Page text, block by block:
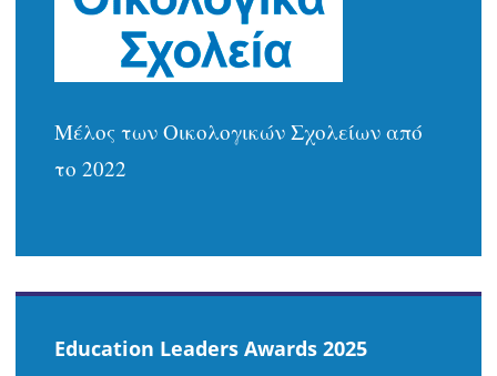
Μέλος των Οικολογικών Σχολείων από
το 2022
Education Leaders Awards 2025